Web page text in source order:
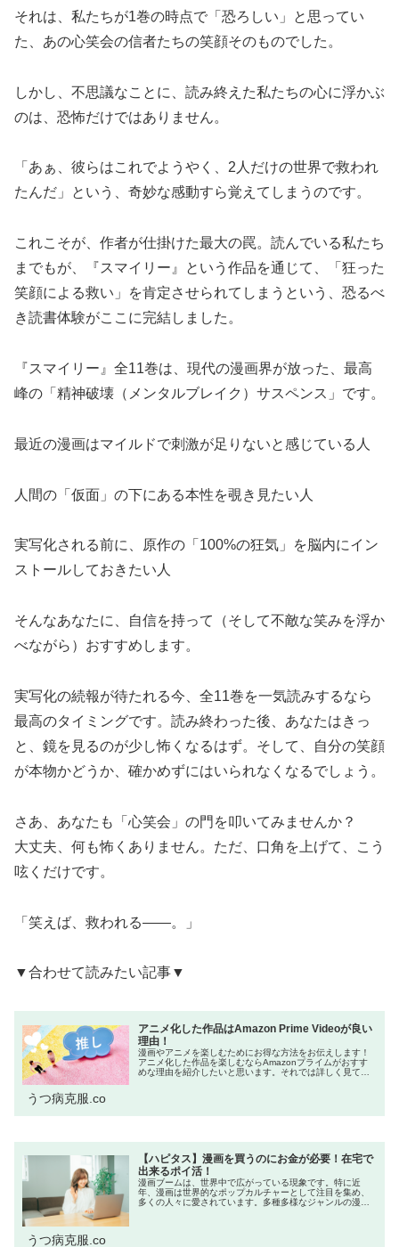
それは、私たちが1巻の時点で「恐ろしい」と思ってい
た、あの心笑会の信者たちの笑顔そのものでした。
しかし、不思議なことに、読み終えた私たちの心に浮かぶ
のは、恐怖だけではありません。
「あぁ、彼らはこれでようやく、2人だけの世界で救われ
たんだ」という、奇妙な感動すら覚えてしまうのです。
これこそが、作者が仕掛けた最大の罠。読んでいる私たち
までもが、『スマイリー』という作品を通じて、「狂った
笑顔による救い」を肯定させられてしまうという、恐るべ
き読書体験がここに完結しました。
『スマイリー』全11巻は、現代の漫画界が放った、最高
峰の「精神破壊（メンタルブレイク）サスペンス」です。
最近の漫画はマイルドで刺激が足りないと感じている人
人間の「仮面」の下にある本性を覗き見たい人
実写化される前に、原作の「100%の狂気」を脳内にイン
ストールしておきたい人
そんなあなたに、自信を持って（そして不敵な笑みを浮か
べながら）おすすめします。
実写化の続報が待たれる今、全11巻を一気読みするなら
最高のタイミングです。読み終わった後、あなたはきっ
と、鏡を見るのが少し怖くなるはず。そして、自分の笑顔
が本物かどうか、確かめずにはいられなくなるでしょう。
さあ、あなたも「心笑会」の門を叩いてみませんか？
大丈夫、何も怖くありません。ただ、口角を上げて、こう
呟くだけです。
「笑えば、救われる――。」
▼合わせて読みたい記事▼
アニメ化した作品はAmazon Prime Videoが良い
理由！
漫画やアニメを楽しむためにお得な方法をお伝えします！
アニメ化した作品を楽しむならAmazonプライムがおすす
めな理由を紹介したいと思います。それでは詳しく見てい
うつ病克服.co
【ハピタス】漫画を買うのにお金が必要！在宅で
出来るポイ活！
漫画ブームは、世界中で広がっている現象です。特に近
年、漫画は世界的なポップカルチャーとして注目を集め、
多くの人々に愛されています。多種多様なジャンルの漫画
うつ病克服.co